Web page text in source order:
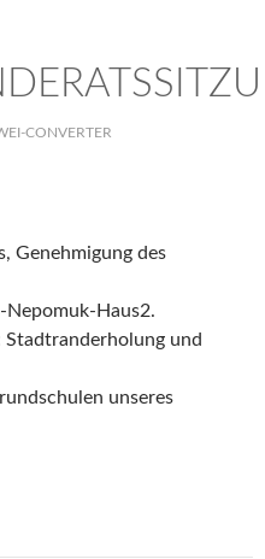
CONVERTER
Genehmigung des
Nepomuk-Haus2.
und
unseres